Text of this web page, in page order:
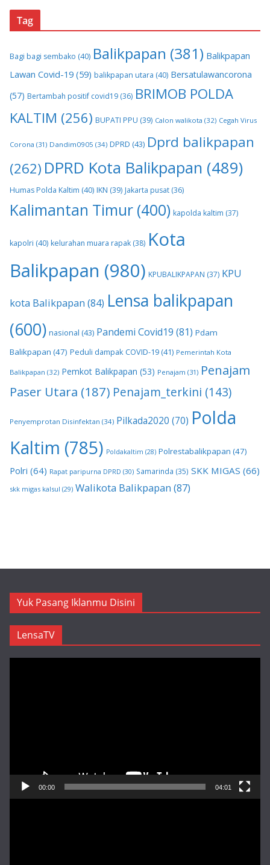
Tag
Bagi bagi sembako (40) Balikpapan (381) Balikpapan
Lawan Covid-19 (59) balikpapan utara (40) Bersatulawancorona
(57) Bertambah positif covid19 (36) BRIMOB POLDA
KALTIM (256) BUPATI PPU (39) Calon walikota (32) Cegah Virus
Corona (31) Dandim0905 (34) DPRD (43) Dprd balikpapan
(262) DPRD Kota Balikpapan (489)
Humas Polda Kaltim (40) IKN (39) Jakarta pusat (36)
Kalimantan Timur (400) kapolda kaltim (37)
kapolri (40) kelurahan muara rapak (38) Kota
Balikpapan (980) KPUBALIKPAPAN (37) KPU
kota Balikpapan (84) Lensa balikpapan
(600) nasional (43) Pandemi Covid19 (81) Pdam
Balikpapan (47) Peduli dampak COVID-19 (41) Pemerintah Kota
Balikpapan (32) Pemkot Balikpapan (53) Penajam (31) Penajam
Paser Utara (187) Penajam_terkini (143)
Penyemprotan Disinfektan (34) Pilkada2020 (70) Polda
Kaltim (785) Poldakaltim (28) Polrestabalikpapan (47)
Polri (64) Rapat paripurna DPRD (30) Samarinda (35) SKK MIGAS (66)
skk migas kalsul (29) Walikota Balikpapan (87)
Yuk Pasang Iklanmu Disini
LensaTV
00:00 04:01